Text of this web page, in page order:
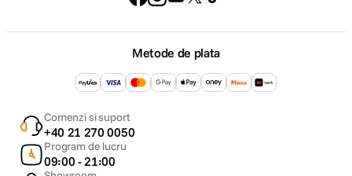
Metode de plata
Comenzi si suport
+40 21 270 0050
Program de lucru
09:00 - 21:00